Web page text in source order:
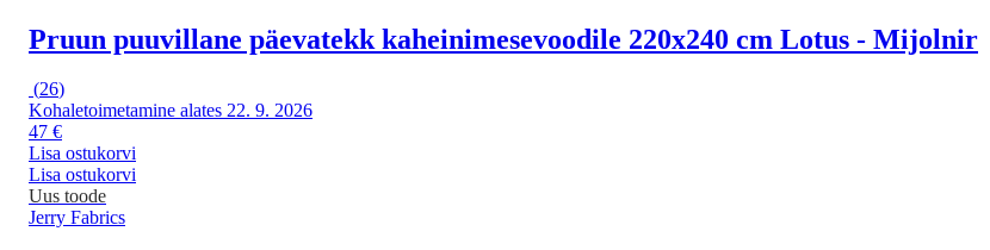
Pruun puuvillane päevatekk kaheinimesevoodile 220x240 cm Lotus - Mijolnir
(26)
Kohaletoimetamine alates 22. 9. 2026
47 €
Lisa ostukorvi
Lisa ostukorvi
Uus toode
Jerry Fabrics